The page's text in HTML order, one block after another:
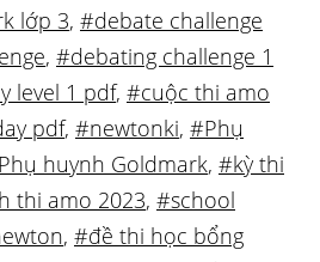
lớp 3, #debate challenge
, #debating challenge 1
level 1 pdf, #cuộc thi amo
pdf, #newtonki, #Phụ
huynh Goldmark, #kỳ thi
thi amo 2023, #school
, #đề thi học bổng